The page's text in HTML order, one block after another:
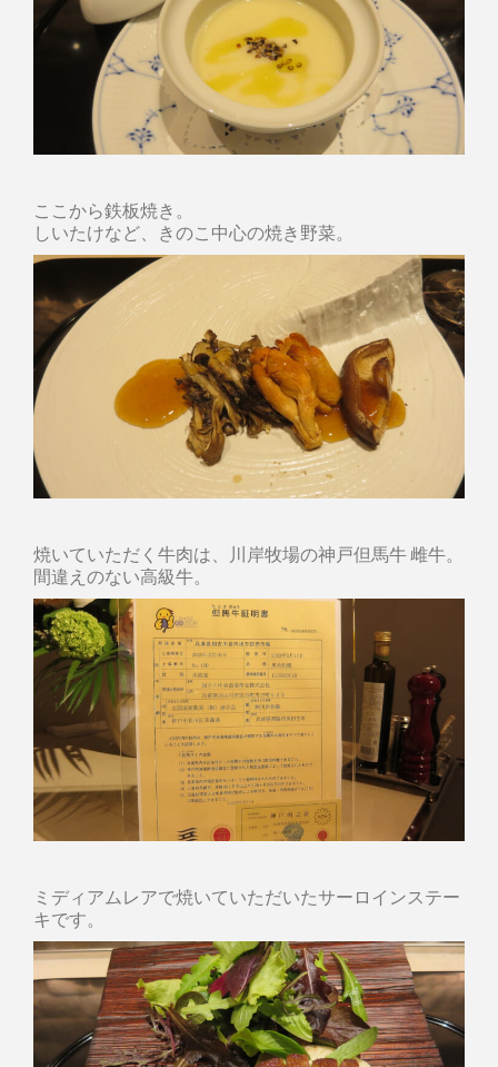
ここから鉄板焼き。
しいたけなど、きのこ中心の焼き野菜。
焼いていただく牛肉は、川岸牧場の神戸但馬牛 雌牛。
間違えのない高級牛。
ミディアムレアで焼いていただいたサーロインステー
キです。